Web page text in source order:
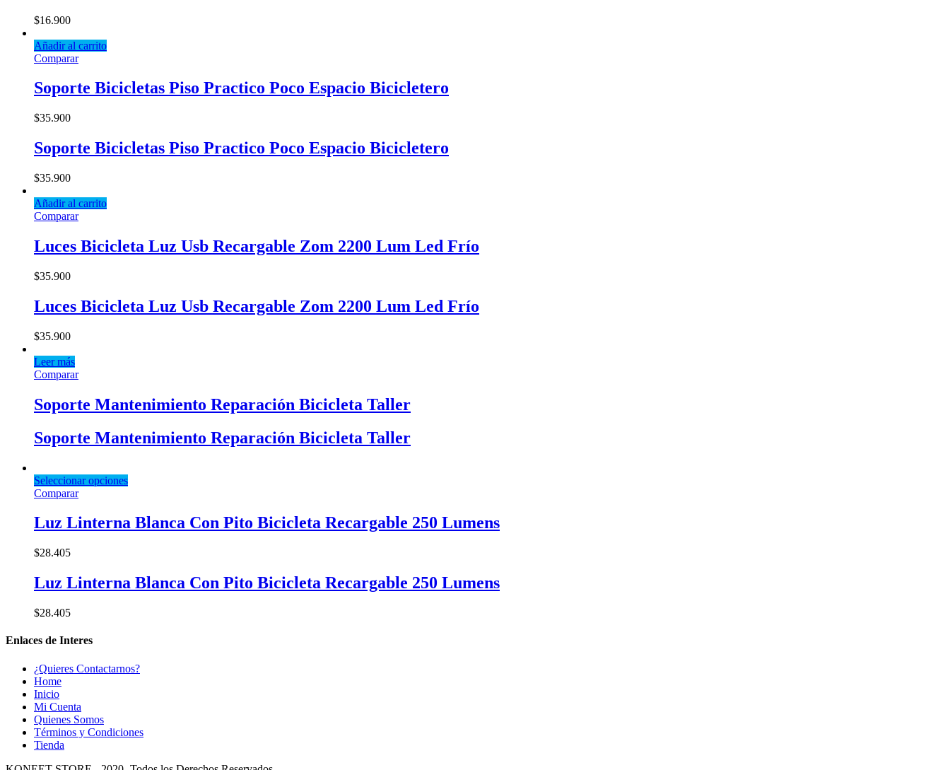
$16.900
Añadir al carrito
Comparar
Soporte Bicicletas Piso Practico Poco Espacio Bicicletero
$35.900
Soporte Bicicletas Piso Practico Poco Espacio Bicicletero
$35.900
Añadir al carrito
Comparar
Luces Bicicleta Luz Usb Recargable Zom 2200 Lum Led Frío
$35.900
Luces Bicicleta Luz Usb Recargable Zom 2200 Lum Led Frío
$35.900
Leer más
Comparar
Soporte Mantenimiento Reparación Bicicleta Taller
Soporte Mantenimiento Reparación Bicicleta Taller
Seleccionar opciones
Comparar
Luz Linterna Blanca Con Pito Bicicleta Recargable 250 Lumens
$28.405
Luz Linterna Blanca Con Pito Bicicleta Recargable 250 Lumens
$28.405
Enlaces de Interes
¿Quieres Contactarnos?
Home
Inicio
Mi Cuenta
Quienes Somos
Términos y Condiciones
Tienda